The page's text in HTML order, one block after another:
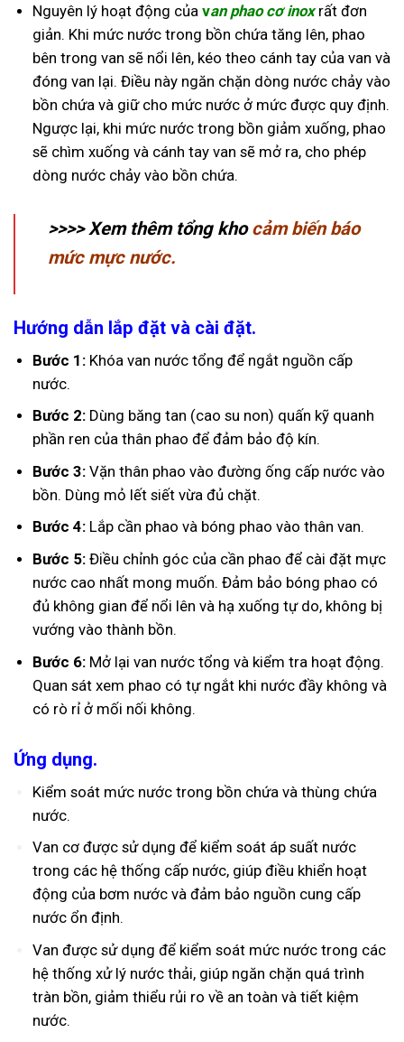
Nguyên lý hoạt động của van phao cơ inoxrất đơn
giản. Khi mức nước trong bồn chứa tăng lên, phao
bên trong van sẽ nổi lên, kéo theo cánh tay của van và
đóng van lại. Điều này ngăn chặn dòng nước chảy vào
bồn chứa và giữ cho mức nước ở mức được quy định.
Ngược lại, khi mức nước trong bồn giảm xuống, phao
sẽ chìm xuống và cánh tay van sẽ mở ra, cho phép
dòng nước chảy vào bồn chứa.
>>>> Xem thêm tổng khocảm biến báo
mức mực nước.
Hướng dẫn lắp đặt và cài đặt.
Bước 1:Khóa van nước tổng để ngắt nguồn cấp
nước.
Bước 2:Dùng băng tan (cao su non) quấn kỹ quanh
phần ren của thân phao để đảm bảo độ kín.
Bước 3:Vặn thân phao vào đường ống cấp nước vào
bồn. Dùng mỏ lết siết vừa đủ chặt.
Bước 4:Lắp cần phao và bóng phao vào thân van.
Bước 5:Điều chỉnh góc của cần phao để cài đặt mực
nước cao nhất mong muốn. Đảm bảo bóng phao có
đủ không gian để nổi lên và hạ xuống tự do, không bị
vướng vào thành bồn.
Bước 6:Mở lại van nước tổng và kiểm tra hoạt động.
Quan sát xem phao có tự ngắt khi nước đầy không và
có rò rỉ ở mối nối không.
Ứng dụng.
Kiểm soát mức nước trong bồn chứa và thùng chứa
nước.
Van cơ được sử dụng để kiểm soát áp suất nước
trong các hệ thống cấp nước, giúp điều khiển hoạt
động của bơm nước và đảm bảo nguồn cung cấp
nước ổn định.
Van được sử dụng để kiểm soát mức nước trong các
hệ thống xử lý nước thải, giúp ngăn chặn quá trình
tràn bồn, giảm thiểu rủi ro về an toàn và tiết kiệm
nước.